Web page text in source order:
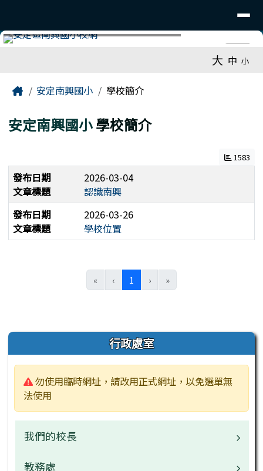
⏸
大 中 小
主內容區域
Home安定南興國小 學校簡介
安定南興國小學校簡介
1583
發布日期
2026-03-04
文章標題
認識南興
發布日期
2026-03-26
文章標題
學校位置
« ‹ 1 (目前頁次)
› »
左邊區域內容 行政處室
警告:
勿使用臨時網址，請改用正式網址，以免選單無
法使用
我們的校長
校長
教務處
頁尾區域